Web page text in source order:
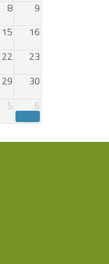
8
9
15
16
22
23
29
30
5 6